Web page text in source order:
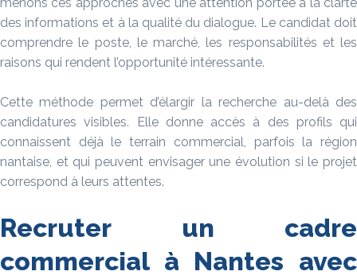
menons ces approches avec une attention portée à la clarté
des informations et à la qualité du dialogue. Le candidat doit
comprendre le poste, le marché, les responsabilités et les
raisons qui rendent l’opportunité intéressante.
Cette méthode permet d’élargir la recherche au-delà des
candidatures visibles. Elle donne accès à des profils qui
connaissent déjà le terrain commercial, parfois la région
nantaise, et qui peuvent envisager une évolution si le projet
correspond à leurs attentes.
Recruter un cadre
commercial à Nantes avec